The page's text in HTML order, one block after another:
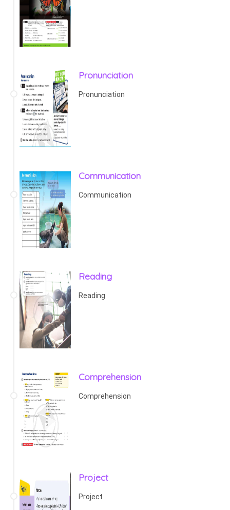
Pronunciation
Pronunciation
Communication
Communication
Reading
Reading
Comprehension
Comprehension
Project
Project